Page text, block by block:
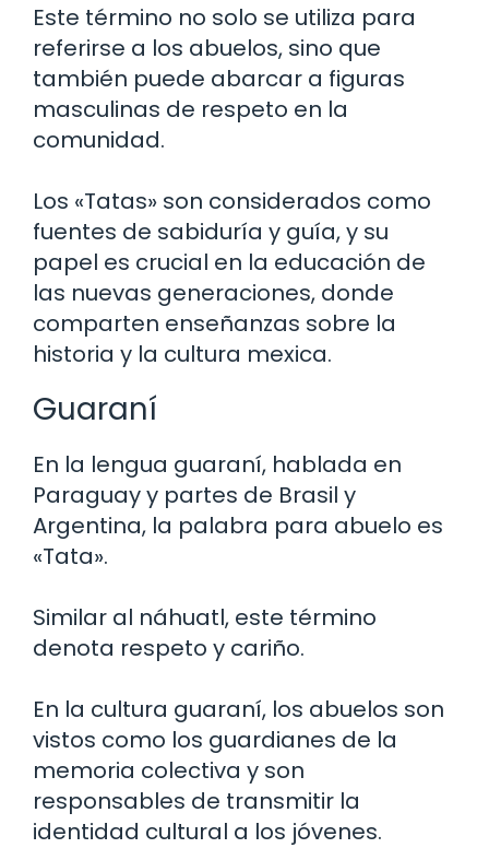
Este término no solo se utiliza para
referirse a los abuelos, sino que
también puede abarcar a figuras
masculinas de respeto en la
comunidad.
Los «Tatas» son considerados como
fuentes de sabiduría y guía, y su
papel es crucial en la educación de
las nuevas generaciones, donde
comparten enseñanzas sobre la
historia y la cultura mexica.
Guaraní
En la lengua guaraní, hablada en
Paraguay y partes de Brasil y
Argentina, la palabra para abuelo es
«Tata».
Similar al náhuatl, este término
denota respeto y cariño.
En la cultura guaraní, los abuelos son
vistos como los guardianes de la
memoria colectiva y son
responsables de transmitir la
identidad cultural a los jóvenes.